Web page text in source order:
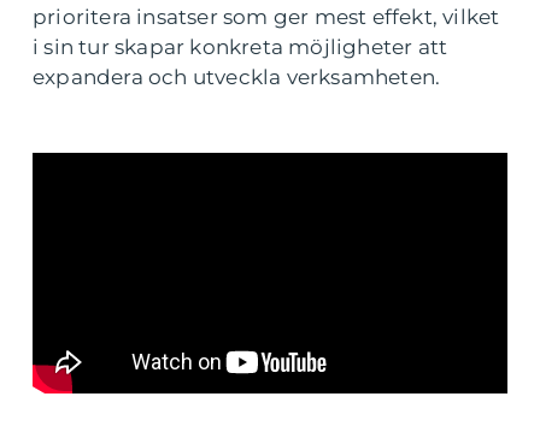
prioritera insatser som ger mest effekt, vilket
i sin tur skapar konkreta möjligheter att
expandera och utveckla verksamheten.